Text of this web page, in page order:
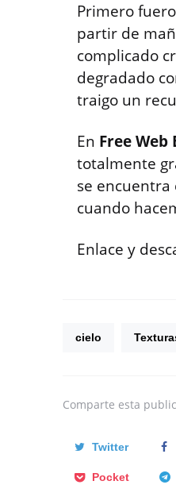
Primero
partir de
complicado
degradado
traigo un
En Free Web
totalmente
se
cuando
Enlace y
cielo
Comparte esta
Twitter
Pocket